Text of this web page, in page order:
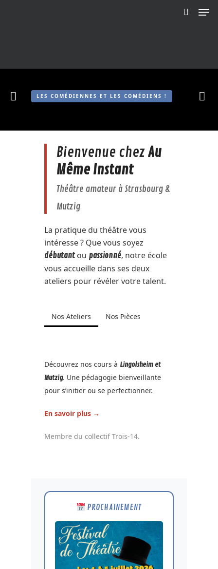
Menu
LES COMÉDIENNES ET LES COMÉDIENS !
Bienvenue chezAu
Même Instant
Théâtre amateur à Strasbourg &
Mutzig
La pratique du théâtre vous
intéresse ? Que vous soyez
débutantou passionné, notre école
vous accueille dans ses deux
ateliers pour révéler votre talent.
Nos Ateliers Nos Pièces
Découvrez nos cours à Lingolsheim et
Mutzig. Une pédagogie bienveillante
pour s’initier ou se perfectionner.
En savoir plus →
Membre du collectifTrois-14.
PROCHAINEMENT